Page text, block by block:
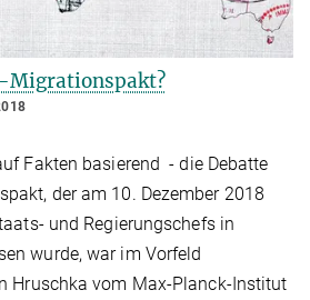
Migrationspakt?
Fakten basierend - die Debatte
der am 10. Dezember 2018
und Regierungschefs in
wurde, war im Vorfeld
Hruschka vom Max-Planck-Institut